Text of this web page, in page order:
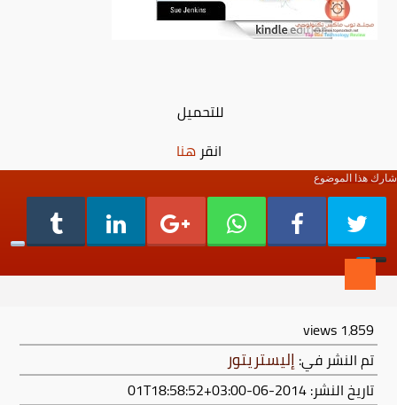
للتحميل
انقرهنا
شارك هذا الموضوع
1٬859 views
تم النشر في:إليستريتور
تاريخ النشر: 2014-06-01T18:58:52+03:00